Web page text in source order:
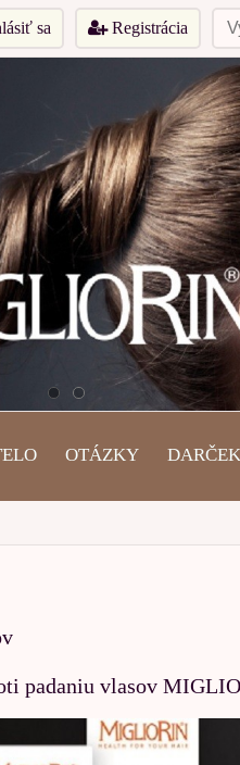
sa Registrácia
OTÁZKY
padaniu vlasov